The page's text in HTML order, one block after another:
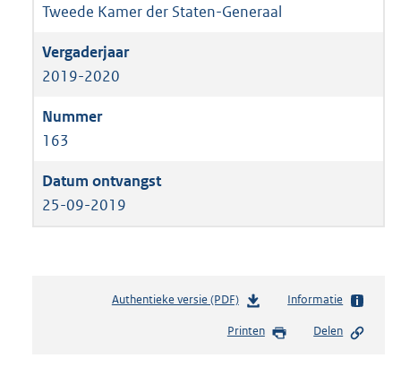
Tweede Kamer der Staten-Generaal
2019-2020
163
25-09-2019
Authentieke versie (PDF)b
s
Informatie
Printen Delen